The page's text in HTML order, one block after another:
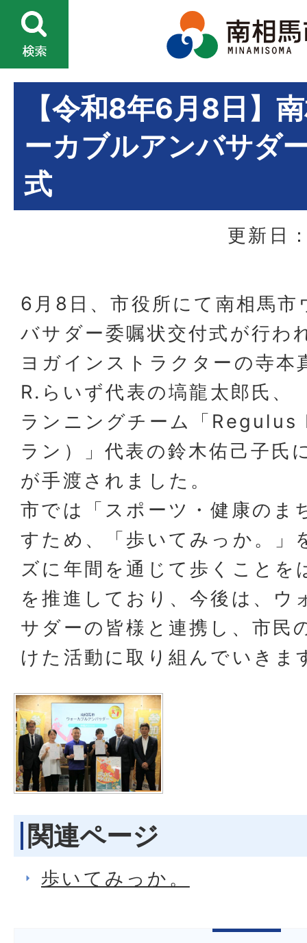
【令和8年6月8日】
ーカブルアンバサダ
式
更新日
6月8日、市役所にて南相馬
バサダー委嘱状交付式が行わ
ヨガインストラクターの寺本
R.らいず代表の塙龍太郎氏、
ランニングチーム「Regulus
ラン）」代表の鈴木佑己子氏
が手渡されました。
市では「スポーツ・健康のま
すため、「歩いてみっか。」
ズに年間を通じて歩くことを
を推進しており、今後は、ウ
サダーの皆様と連携し、市民
けた活動に取り組んでいきま
関連ページ
歩いてみっか。